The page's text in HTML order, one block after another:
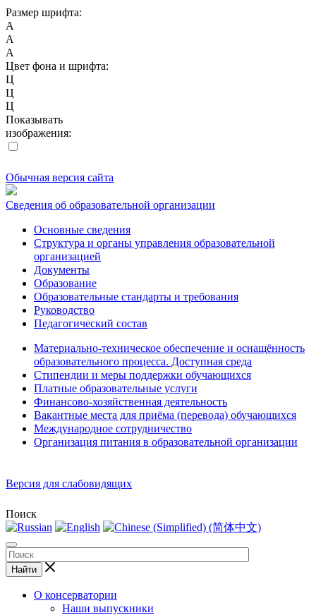
Размер шрифта:
A
A
A
Цвет фона и шрифта:
Ц
Ц
Ц
Показывать
изображения:
Обычная версия сайта
Сведения об образовательной организации
Основные сведения
Структура и органы управления образовательной
организацией
Документы
Образование
Образовательные стандарты и требования
Руководство
Педагогический состав
Материально-техническое обеспечение и оснащённость
образовательного процесса. Доступная среда
Стипендии и меры поддержки обучающихся
Платные образовательные услуги
Финансово-хозяйственная деятельность
Вакантные места для приёма (перевода) обучающихся
Международное сотрудничество
Организация питания в образовательной организации
Версия для слабовидящих
Поиск
Найти
О консерватории
Наши выпускники